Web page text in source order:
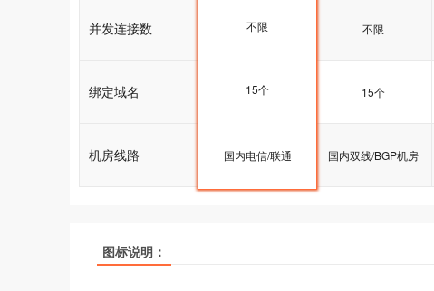
并发连接数 不限 不限
绑定域名 15个 15个
机房线路 国内双线/BGP机房 国内双线/BGP机房
不限
15个
国内电信/联通
产品名称
产品名称
产品名称
图标说明：